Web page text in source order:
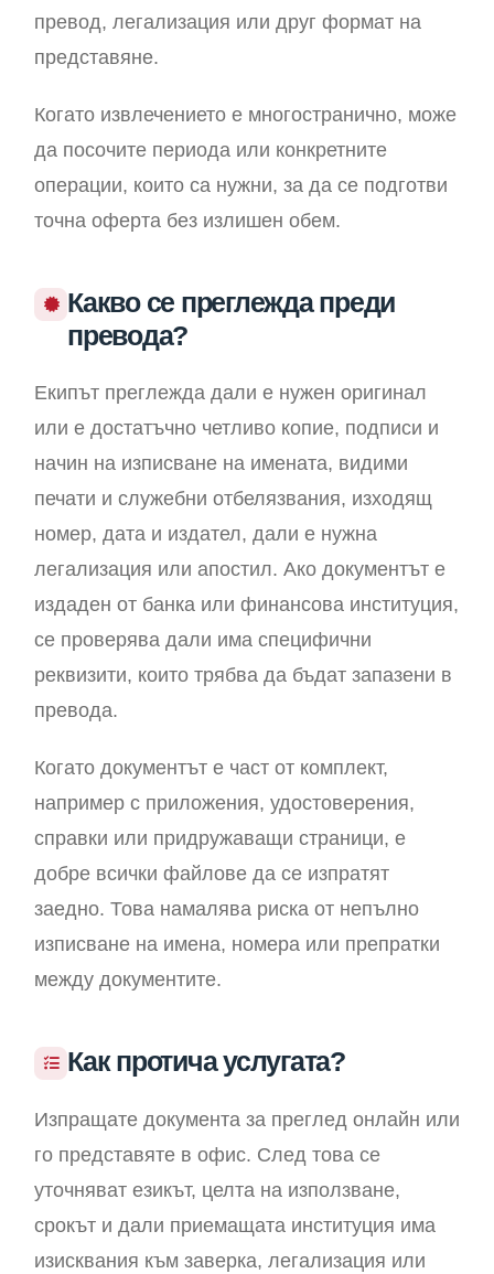
превод, легализация или друг формат на
представяне.
Когато извлечението е многостранично, може
да посочите периода или конкретните
операции, които са нужни, за да се подготви
точна оферта без излишен обем.
Какво се преглежда преди
превода?
Екипът преглежда дали е нужен оригинал
или е достатъчно четливо копие, подписи и
начин на изписване на имената, видими
печати и служебни отбелязвания, изходящ
номер, дата и издател, дали е нужна
легализация или апостил. Ако документът е
издаден от банка или финансова институция,
се проверява дали има специфични
реквизити, които трябва да бъдат запазени в
превода.
Когато документът е част от комплект,
например с приложения, удостоверения,
справки или придружаващи страници, е
добре всички файлове да се изпратят
заедно. Това намалява риска от непълно
изписване на имена, номера или препратки
между документите.
Как протича услугата?
Изпращате документа за преглед онлайн или
го представяте в офис. След това се
уточняват езикът, целта на използване,
срокът и дали приемащата институция има
изисквания към заверка, легализация или